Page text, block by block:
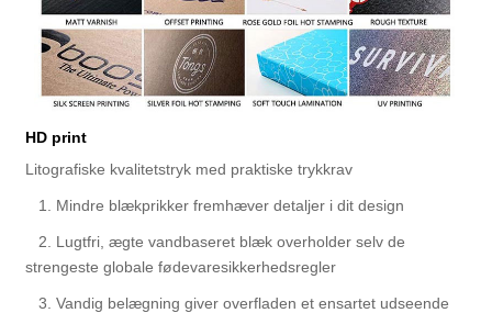
HD print
Litografiske kvalitetstryk med praktiske trykkrav
1. Mindre blækprikker fremhæver detaljer i dit design
2. Lugtfri, ægte vandbaseret blæk overholder selv de
strengeste globale fødevaresikkerhedsregler
3. Vandig belægning giver overfladen et ensartet udseende